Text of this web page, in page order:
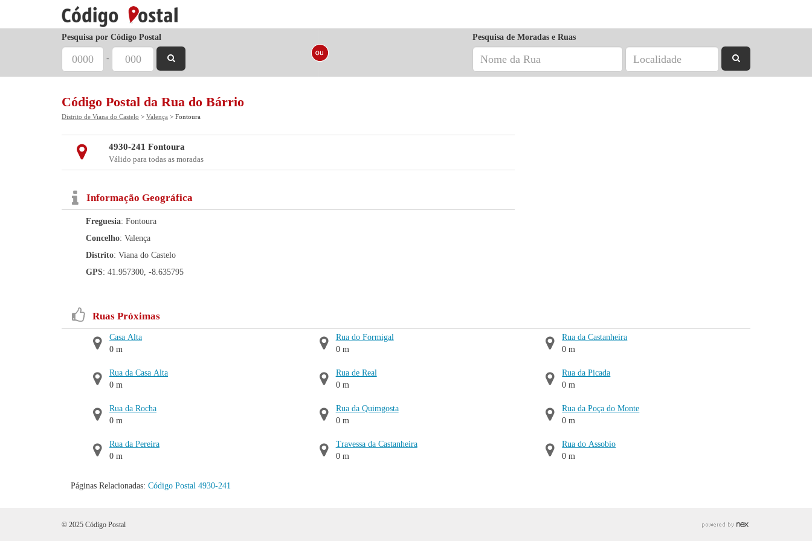
Pesquisa por Código Postal
-
Pesquisa de Moradas e Ruas
Código Postal da Rua do Bárrio
Distrito de Viana do Castelo > Valença > Fontoura
4930-241 Fontoura
Válido para todas as moradas
Informação Geográfica
Freguesia: Fontoura
Concelho: Valença
Distrito: Viana do Castelo
GPS: 41.957300, -8.635795
Ruas Próximas
Casa Alta
0 m
Rua da Casa Alta
0 m
Rua da Rocha
0 m
Rua da Pereira
0 m
Rua do Formigal
0 m
Rua de Real
0 m
Rua da Quimgosta
0 m
Travessa da Castanheira
0 m
Rua da Castanheira
0 m
Rua da Picada
0 m
Rua da Poça do Monte
0 m
Rua do Assobio
0 m
Páginas Relacionadas: Código Postal 4930-241
© 2025 Código Postal